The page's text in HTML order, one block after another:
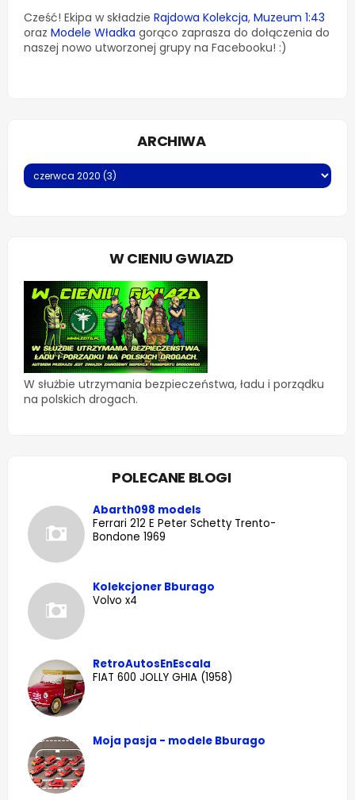
Cześć! Ekipa w składzie Rajdowa Kolekcja, Muzeum 1:43
oraz Modele Władka gorąco zaprasza do dołączenia do
naszej nowo utworzonej grupy na Facebooku! :)
ARCHIWA
W CIENIU GWIAZD
W służbie utrzymania bezpieczeństwa, ładu i porządku
na polskich drogach.
POLECANE BLOGI
Abarth098 models
Ferrari 212 E Peter Schetty Trento-
Bondone 1969
Kolekcjoner Bburago
Volvo x4
RetroAutosEnEscala
FIAT 600 JOLLY GHIA (1958)
Moja pasja - modele Bburago